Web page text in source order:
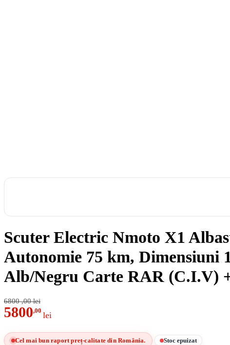
Scuter Electric Nmoto X1
Autonomie 75 km, Dimensiuni
Alb/Negru Carte RAR (C.I.V)
6800 ,00 lei
5800,00 lei
Cel mai bun raport preț-calitate din România. Stoc epuizat